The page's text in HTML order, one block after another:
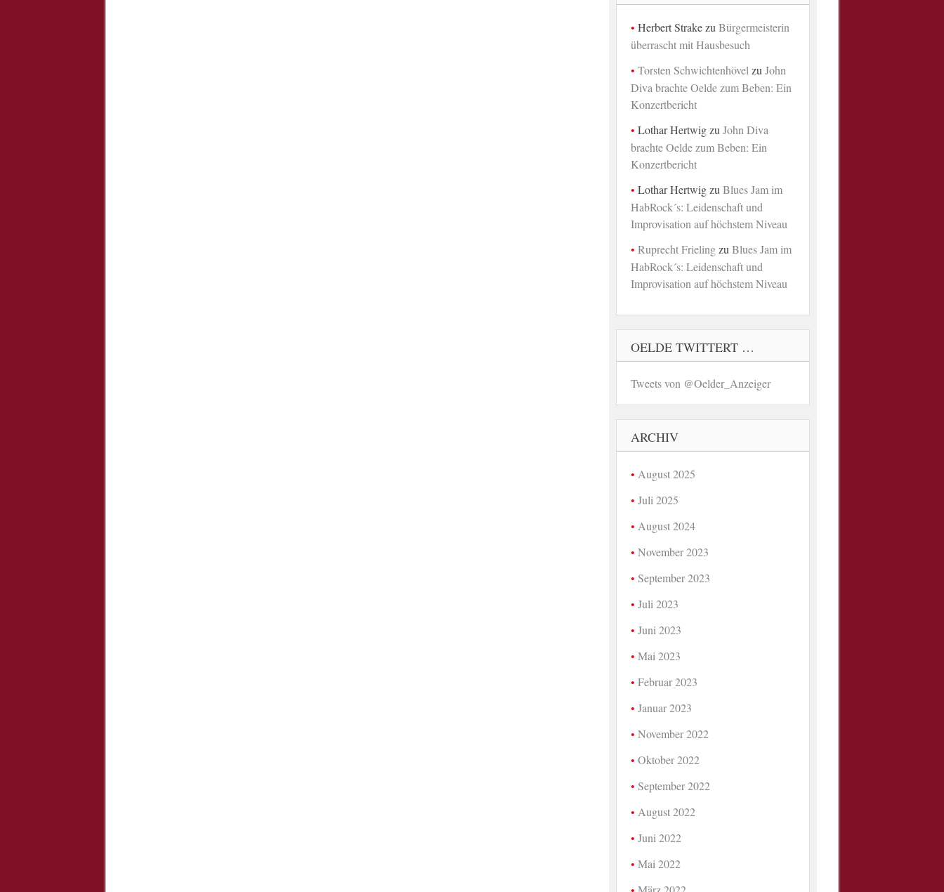
Herbert Strakezu Bürgermeisterin
überrascht mit Hausbesuch
Torsten Schwichtenhövel zu John
Diva brachte Oelde zum Beben: Ein
Konzertbericht
Lothar Hertwigzu John Diva
brachte Oelde zum Beben: Ein
Konzertbericht
Lothar Hertwigzu Blues Jam im
HabRock´s: Leidenschaft und
Improvisation auf höchstem Niveau
Ruprecht Frielingzu Blues Jam im
HabRock´s: Leidenschaft und
Improvisation auf höchstem Niveau
OELDE TWITTERT …
Tweets von @Oelder_Anzeiger
ARCHIV
August 2025
Juli 2025
August 2024
November 2023
September 2023
Juli 2023
Juni 2023
Mai 2023
Februar 2023
Januar 2023
November 2022
Oktober 2022
September 2022
August 2022
Juni 2022
Mai 2022